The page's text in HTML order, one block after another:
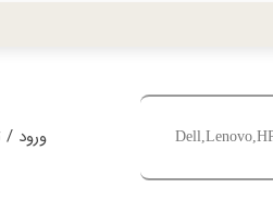
ورود /